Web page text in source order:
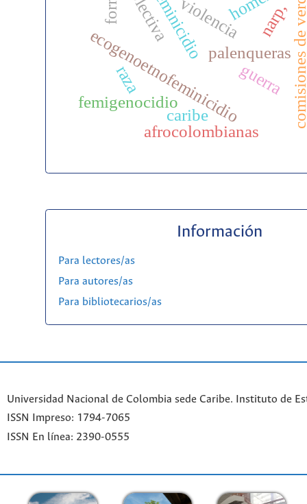
ecogenoetnofeminicidio
femigenocidio
feminicidio
guerra
violencia narp,
palenqueras
afrocolombianas
caribe
raza
Información
Para lectores/as
Para autores/as
Para bibliotecarios/as
Universidad Nacional de Colombia sede Caribe. Instituto de
ISSN Impreso: 1794-7065
ISSN En línea: 2390-0555